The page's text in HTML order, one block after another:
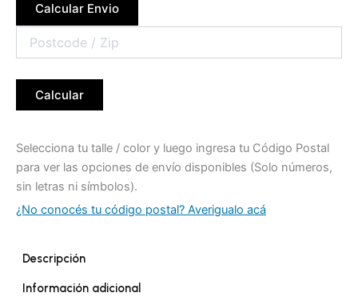
Calcular Envio
Calcular
Selecciona tu talle / color y luego ingresa tu Código Postal
para ver las opciones de envío disponibles (Solo números,
sin letras ni símbolos).
¿No conocés tu código postal? Averigualo acá
Descripción
Información adicional